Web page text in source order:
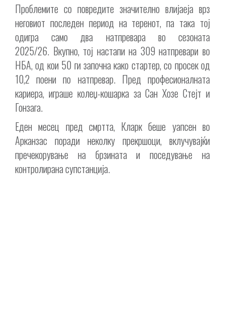
Проблемите со повредите значително влијаеја врз
неговиот последен период на теренот, па така тој
одигра само два натпревара во сезоната
2025/26. Вкупно, тој настапи на 309 натпревари во
НБА, од кои 50 ги започна како стартер, со просек од
10,2 поени по натпревар. Пред професионалната
кариера, играше колеџ-кошарка за Сан Хозе Стејт и
Гонзага.
Еден месец пред смртта, Кларк беше уапсен во
Арканзас поради неколку прекршоци, вклучувајќи
пречекорување на брзината и поседување на
контролирана супстанција.